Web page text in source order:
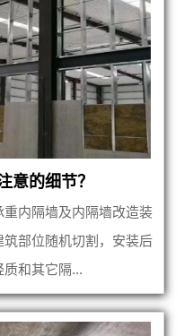
意的细节？
内隔墙及内隔墙改造装
部位随机切割，安装后
和其它隔...